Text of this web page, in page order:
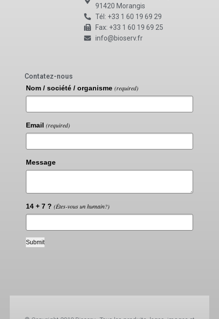
91420 Morangis
Tél: +33 1 60 19 69 29
Fax: +33 1 60 19 69 25
info@bioserv.fr
Contatez-nous
Nom / société / organisme (required)
Email (required)
Message
14 + 7 ? (Êtes-vous un humain?)